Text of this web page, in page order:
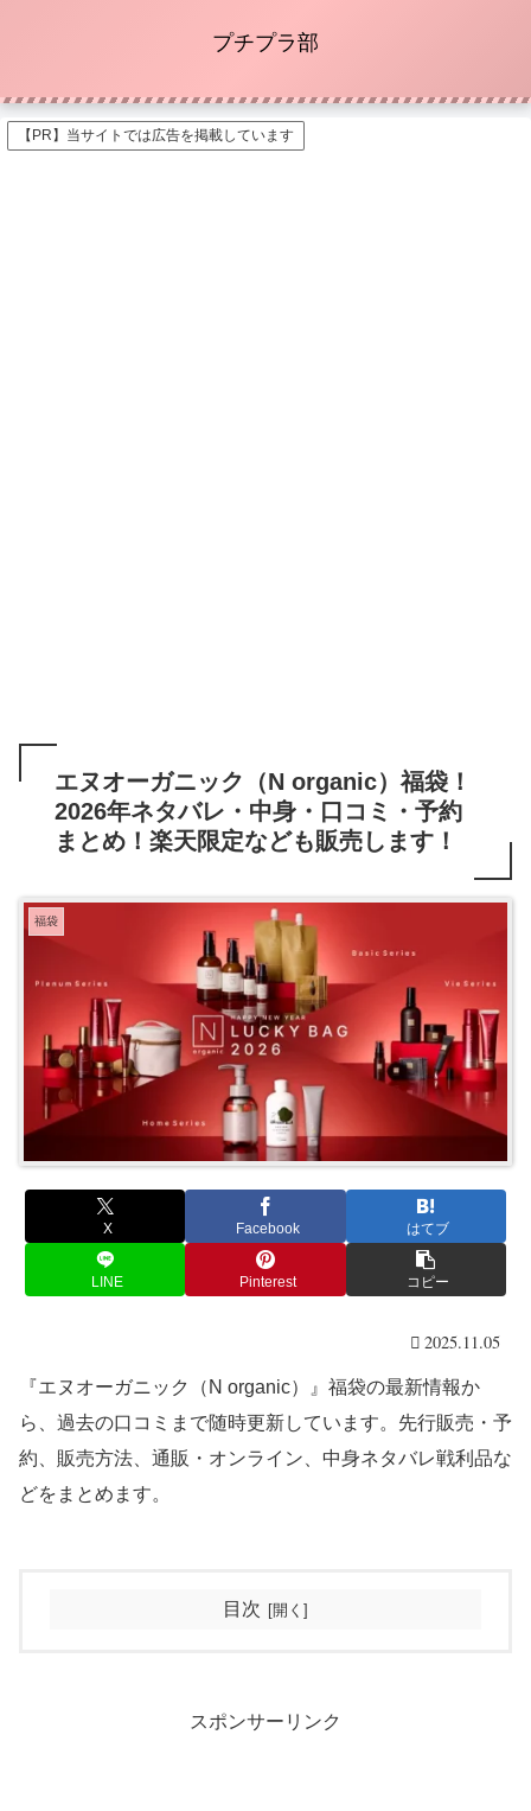
プチプラ部
【PR】当サイトでは広告を掲載しています
エヌオーガニック（N organic）福袋！
2026年ネタバレ・中身・口コミ・予約
まとめ！楽天限定なども販売します！
福袋
X Facebook はてブ
LINE Pinterest コピー
2025.11.05
『エヌオーガニック（N organic）』福袋の最新情報か
ら、過去の口コミまで随時更新しています。先行販売・予
約、販売方法、通販・オンライン、中身ネタバレ戦利品な
どをまとめます。
目次
スポンサーリンク